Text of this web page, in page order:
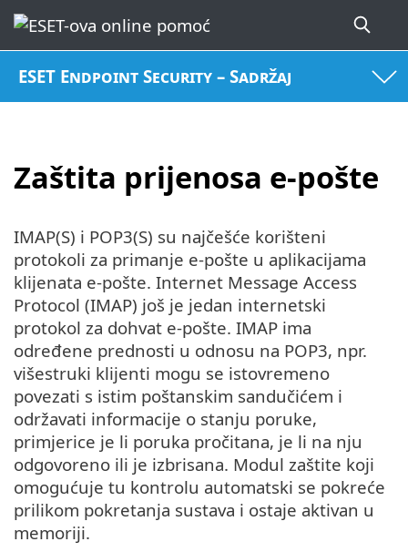
ESET Endpoint Security – Sadržaj
Zaštita prijenosa e-pošte
IMAP(S) i POP3(S) su najčešće korišteni
protokoli za primanje e-pošte u aplikacijama
klijenata e-pošte. Internet Message Access
Protocol (IMAP) još je jedan internetski
protokol za dohvat e-pošte. IMAP ima
određene prednosti u odnosu na POP3, npr.
višestruki klijenti mogu se istovremeno
povezati s istim poštanskim sandučićem i
održavati informacije o stanju poruke,
primjerice je li poruka pročitana, je li na nju
odgovoreno ili je izbrisana. Modul zaštite koji
omogućuje tu kontrolu automatski se pokreće
prilikom pokretanja sustava i ostaje aktivan u
memoriji.